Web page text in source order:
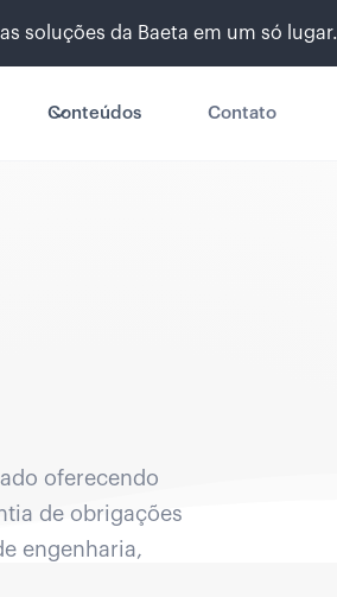
soluções da Baeta em um só lugar.
Conteúdos Contato
oferecendo
de obrigações
engenharia,